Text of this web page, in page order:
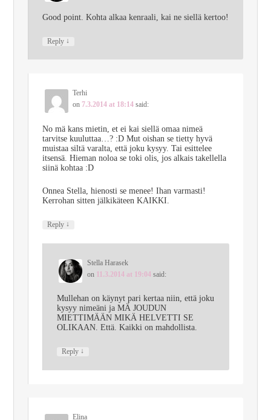
Good point. Kohta alkaa kenraali, kai ne siellä kertoo!
Reply ↓
Terhi
on 7.3.2014 at 18:14 said:
No mä kans mietin, et ei kai siellä omaa nimeä
tarvitse kuuluttaa…? :D Mut oishan se tietty hyvä
muistaa siltä varalta, että joku kysyy. Tai esittelee
itsensä. Hieman noloa se toki olis, jos alkais takellella
siinä kohtaa :D
Onnea Stella, hienosti se menee! Ihan varmasti!
Kerrohan sitten jälkikäteen KAIKKI.
Reply ↓
Stella Harasek
on 11.3.2014 at 19:04 said:
Mullehan on käynyt pari kertaa niin, että joku
kysyy nimeäni ja MÄ JOUDUN
MIETTIMÄÄN MIKÄ HELVETTI SE
OLIKAAN. Että. Kaikki on mahdollista.
Reply ↓
Elina